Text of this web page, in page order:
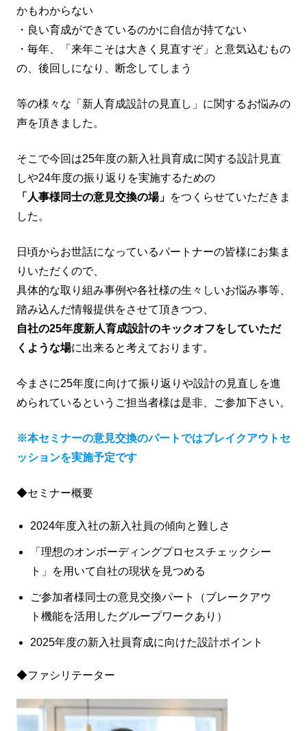
かもわからない
・良い育成ができているのかに自信が持てない
・毎年、「来年こそは大きく見直すぞ」と意気込むもの
の、後回しになり、断念してしまう
等の様々な「新人育成設計の見直し」に関するお悩みの
声を頂きました。
そこで今回は25年度の新入社員育成に関する設計見直
しや24年度の振り返りを実施するための
「人事様同士の意見交換の場」 をつくらせていただきま
した。
日頃からお世話になっているパートナーの皆様にお集ま
りいただくので、
具体的な取り組み事例や各社様の生々しいお悩み事等、
踏み込んだ情報提供をさせて頂きつつ、
自社の25年度新人育成設計のキックオフをしていただ
くような場に出来ると考えております。
今まさに25年度に向けて振り返りや設計の見直しを進
められているというご担当者様は是非、ご参加下さい。
※本セミナーの意見交換のパートではブレイクアウトセ
ッションを実施予定です
◆セミナー概要
2024年度入社の新入社員の傾向と難しさ
「理想のオンボーディングプロセスチェックシー
ト」を用いて自社の現状を見つめる
ご参加者様同士の意見交換パート（ブレークアウ
ト機能を活用したグループワークあり）
2025年度の新入社員育成に向けた設計ポイント
◆ファシリテーター